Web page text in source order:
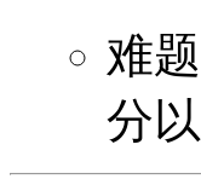
难
分